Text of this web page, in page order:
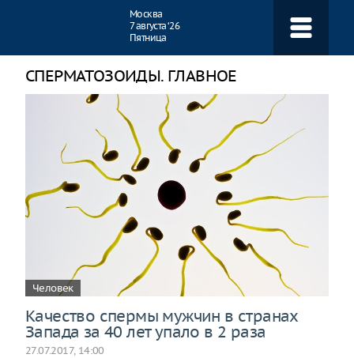
Москва
7 августа ‘26
Пятница
СПЕРМАТОЗОИДЫ. ГЛАВНОЕ
Человек
Качество спермы мужчин в странах
Запада за 40 лет упало в 2 раза
27.07.2017, 14:00